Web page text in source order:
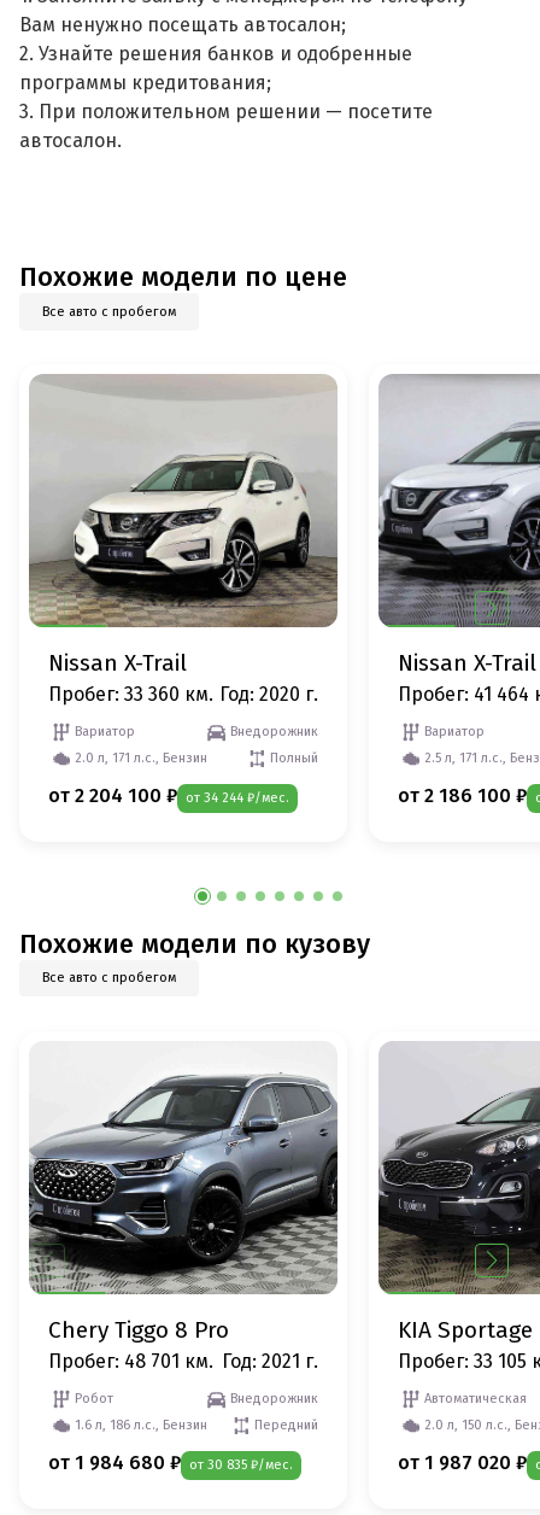
Вам ненужно посещать автосалон;
2. Узнайте решения банков и одобренные
программы кредитования;
3. При положительном решении — посетите
автосалон.
Похожие модели по цене
Все авто с пробегом
Nissan X-Trail
Пробег: 33 360 км. Год: 2020 г.
Вариатор
Внедорожник
2.0 л, 171 л.с., Бензин
Полный
от 2 204 100 ₽ от 34 244 ₽/мес.
Nissan X-Trail
Пробег: 41 464
Вариатор
2.5 л, 171 л.с.,
от 2 186 100 ₽
Похожие модели по кузову
Все авто с пробегом
Chery Tiggo 8 Pro
Пробег: 48 701 км. Год: 2021 г.
Робот
Внедорожник
1.6 л, 186 л.с., Бензин
Передний
от 1 984 680 ₽ от 30 835 ₽/мес.
KIA Sportage
Пробег: 33 105
Автоматическая
2.0 л, 150 л.с.,
от 1 987 020 ₽